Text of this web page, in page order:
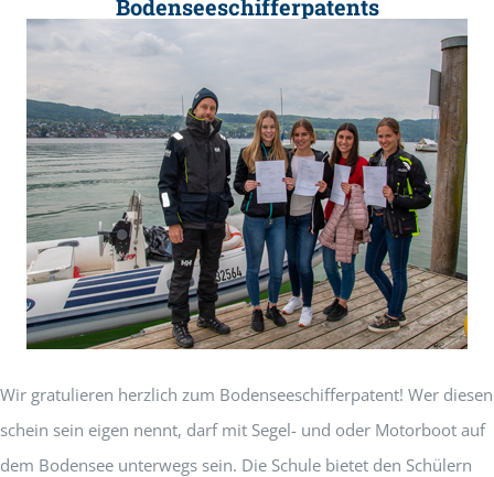
Bodenseeschifferpatents
Wir gratulieren herzlich zum Bodenseeschifferpatent! Wer diesen
schein sein eigen nennt, darf mit Segel- und oder Motorboot auf
dem Bodensee unterwegs sein. Die Schule bietet den Schülern